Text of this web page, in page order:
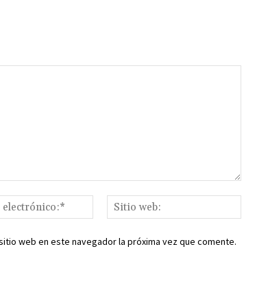
Correo
electrónico:*
web:
web en este navegador la próxima vez que comente.